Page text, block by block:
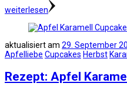
weiterlesen
aktualisiert am 29. September
Apfelliebe Cupcakes Herbst
Rezept: Apfel